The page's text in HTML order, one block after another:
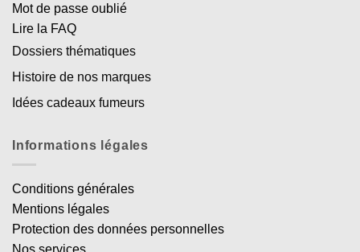
Mot de passe oublié
Lire la FAQ
Dossiers thématiques
Histoire de nos marques
Idées cadeaux fumeurs
Informations légales
Conditions générales
Mentions légales
Protection des données personnelles